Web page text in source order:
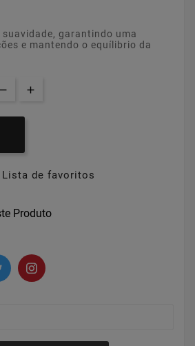
suavidade, garantindo uma
e mantendo o equílibrio da
de favoritos
Produto